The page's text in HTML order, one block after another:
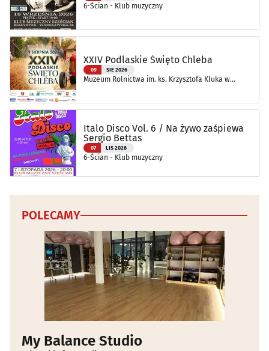
6-Ścian - Klub muzyczny
XXIV Podlaskie Święto Chleba
09 SIE 2026
Muzeum Rolnictwa im. ks. Krzysztofa Kluka w
Italo Disco Vol. 6 / Na żywo zaśpiewa
Sergio Bettas
07 LIS 2026
6-Ścian - Klub muzyczny
POLECAMY
My Balance Studio